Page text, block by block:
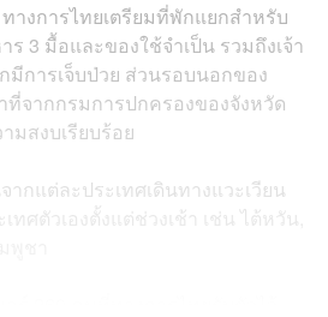
างการไทยเตรียมที่พักแยกสำหรับ
3 มื้อและของใช้จำเป็น รวมถึงเจ้า
การเจ็บป่วย ส่วนรอบนอกของ
ที่จากกรมการปกครองของจังหวัด
มสงบเรียบร้อย
กแต่ละประเทศเดินทางแวะเวียน
ทศตัวเองตั้งแต่ช่วงเช้า เช่น ไต้หวัน,